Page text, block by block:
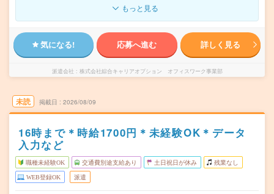
もっと見る
気になる! 応募へ進む 詳しく見る
派遣会社 株式会社綜合キャリアオプション オフィスワーク事業部
未読 掲載日 2026/08/09
16時まで＊時給1700円＊未経験OK＊データ
入力など
職種未経験OK 交通費別途支給あり 土日祝日が休み 残業なし
WEB登録OK 派遣